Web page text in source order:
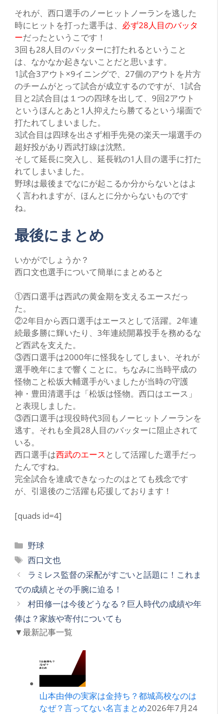
それが、西口選手のノーヒットノーランを逃した
時にヒットを打った選手は、 必ず28人目のバッタ
ーだったというこです！
3回も28人目のバッターに打たれるということ
は、なかなか起きないことだと思います。
1試合3アウト×9イニングで、27個のアウトを片方
のチームがとって試合が成立するのですが、1試合
目と2試合目は１つの四球を出して、9回2アウト
というほんとあと1人抑えたら勝てるという場面で
打たれてしまいました。
3試合目は四球を出さず相手先発の楽天一場選手の
超好投があり西武打線は沈黙。
そして延長に突入し、延長戦の1人目の選手に打た
れてしまいました。
野球は最後までなにが起こるか分からないとはよ
く言われますが、ほんとに分からないものです
ね。
最後にまとめ
いかがでしょうか？
西口文也選手について簡単にまとめると
①西口選手は西武の黄金期を支えるエースだっ
た。
②2年目から西口選手はエースとして活躍。2年連
続最多勝に輝いたり、3年連続開幕投手を務めるな
ど西武を支えた。
③西口選手は2000年に怪我をしてしまい、それが
選手晩年にまで響くことに。ちなみに当時平成の
怪物こと松坂大輔選手がいましたが当時の守護
神・豊田清選手は「松坂は怪物。西口はエース」
と表現しました。
③西口選手は現役時代3回もノーヒットノーランを
逃す。それも全員28人目のバッターに阻止されて
いる。
西口選手は西武のエース として活躍した選手だっ
たんですね。
完全試合を達成できなったのはとても残念です
が、引退後のご活躍も応援しております！
[quads id=4]
カ
テ
リ
ー
野球
タ
グ
西口文也
ラミレス監督の采配がすごいと話題に！これま
での成績とその手腕に迫る！
村田修一は今後どうなる？巨人時代の成績や年
俸は？家族や寄付についても
▼最新記事一覧
山本由伸の実家は金持ち？都城高校なのは
なぜ？言ってない名言まとめ2026年7月24